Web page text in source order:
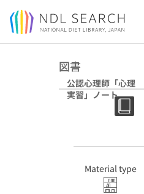
Jump to main content
図書
公認心理師「心理
実習」ノート
Material type